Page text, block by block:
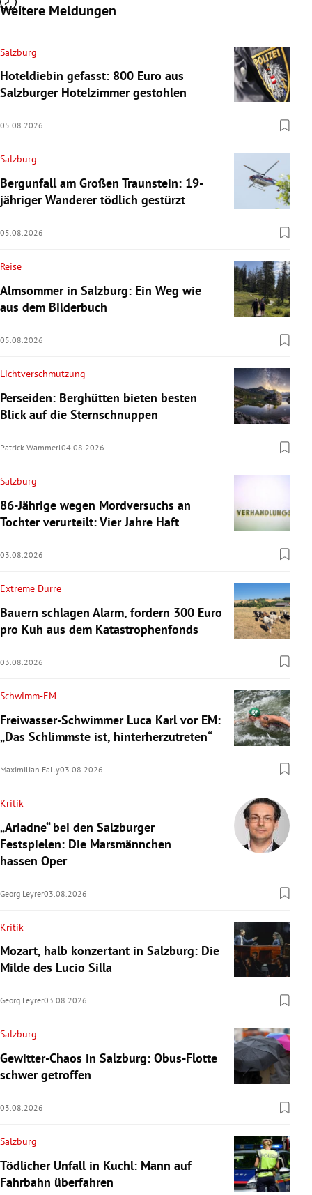
Weitere Meldungen
Salzburg
Hoteldiebin gefasst: 800 Euro aus
Salzburger Hotelzimmer gestohlen
05.08.2026
Salzburg
Bergunfall am Großen Traunstein: 19-
jähriger Wanderer tödlich gestürzt
05.08.2026
Reise
Almsommer in Salzburg: Ein Weg wie
aus dem Bilderbuch
05.08.2026
Lichtverschmutzung
Perseiden: Berghütten bieten besten
Blick auf die Sternschnuppen
Patrick Wammerl04.08.2026
Salzburg
86-Jährige wegen Mordversuchs an
Tochter verurteilt: Vier Jahre Haft
03.08.2026
Extreme Dürre
Bauern schlagen Alarm, fordern 300 Euro
pro Kuh aus dem Katastrophenfonds
03.08.2026
Schwimm-EM
Freiwasser-Schwimmer Luca Karl vor EM:
„Das Schlimmste ist, hinterherzutreten“
Maximilian Fally03.08.2026
Kritik
„Ariadne“ bei den Salzburger
Festspielen: Die Marsmännchen
hassen Oper
Georg Leyrer03.08.2026
Kritik
Mozart, halb konzertant in Salzburg: Die
Milde des Lucio Silla
Georg Leyrer03.08.2026
Salzburg
Gewitter-Chaos in Salzburg: Obus-Flotte
schwer getroffen
03.08.2026
Salzburg
Tödlicher Unfall in Kuchl: Mann auf
Fahrbahn überfahren